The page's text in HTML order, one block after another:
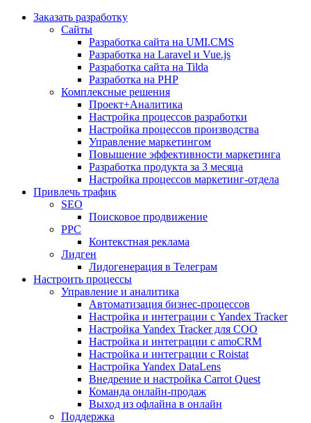
Заказать разработку
Сайты
Разработка сайта на UMI.CMS
Разработка на Laravel и Vue.js
Разработка сайта на Tilda
Разработка на PHP
Комплексные решения
Проект+Аналитика
Настройка процессов разработки
Настройка процессов производства
Управление маркетингом
Повышение эффективности маркетинга
Разработка продукта за 3 месяца
Настройка процессов маркетинг-отдела
Привлечь трафик
SEO
Поисковое продвижение
PPC
Контекстная реклама
Лидген
Лидогенерация в Телеграм
Настроить процессы
Управление и аналитика
Автоматизация бизнес-процессов
Настройка и интеграции с Yandex Tracker
Настройка Yandex Tracker для СОО
Настройка и интеграции с amoCRM
Настройка и интеграции с Roistat
Настройка Yandex DataLens
Внедрение и настройка Carrot Quest
Команда онлайн-продаж
Выход из офлайна в онлайн
Поддержка